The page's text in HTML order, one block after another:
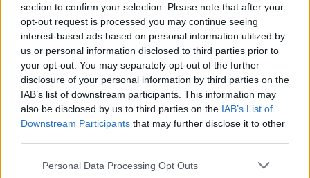
section to confirm your selection. Please note that after your
opt-out request is processed you may continue seeing
interest-based ads based on personal information utilized by
us or personal information disclosed to third parties prior to
your opt-out. You may separately opt-out of the further
disclosure of your personal information by third parties on the
IAB’s list of downstream participants. This information may
also be disclosed by us to third parties on the IAB’s List of
Downstream Participants that may further disclose it to other
Please note that this website/app uses one or more Google
Personal Data Processing Opt Outs
δοκιμασίες είναι είτε 10% είτε 20%.